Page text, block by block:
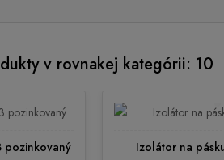
v rovnakej kategórii: 10
pozinkovaný Izolátor na